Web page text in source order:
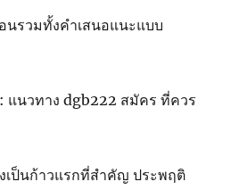
รวมทั้งคำเสนอแนะแบบ
แนวทาง dgb222 สมัคร ที่ควร
เป็นก้าวแรกที่สำคัญ ประพฤติ